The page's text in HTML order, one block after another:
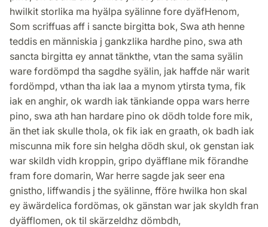
hwilkit storlika ma hyälpa syälinne fore dyäfHenom,
Som scriffuas aff i sancte birgitta bok, Swa ath henne
teddis en människia j gankzlika hardhe pino, swa ath
sancta birgitta ey annat tänkthe, vtan the sama syälin
ware fordömpd tha sagdhe syälin, jak haffde när warit
fordömpd, vthan tha iak laa a mynom ytirsta tyma, fik
iak en anghir, ok wardh iak tänkiande oppa wars herre
pino, swa ath han hardare pino ok dödh tolde fore mik,
än thet iak skulle thola, ok fik iak en graath, ok badh iak
miscunna mik fore sin helgha dödh skul, ok genstan iak
war skildh vidh kroppin, gripo dyäfflane mik förandhe
fram fore domarin, War herre sagde jak seer ena
gnistho, liffwandis j the syälinne, fföre hwilka hon skal
ey äwärdelica fordömas, ok gänstan war jak skyldh fran
dyäfflomen, ok til skärzeldhz dömbdh,